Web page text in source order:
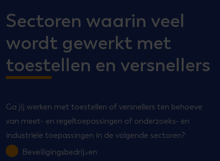
Sectoren waarin veel
wordt gewerkt met
toestellen en versnellers
Ga jij werken met toestellen of versnellers ten behoeve
van meet- en regeltoepassingen of onderzoeks- en
industriële toepassingen in de volgende sectoren?:
Beveiligingsbedrijven